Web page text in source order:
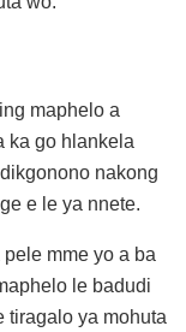
maphelo a
ka go hlankela
nakong
e le ya nnete.
mme yo a ba
le badudi
tiragalo ya mohuta